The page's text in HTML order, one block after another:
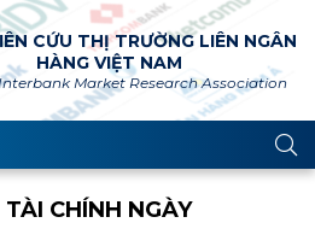
CỨU THỊ TRƯỜNG LIÊN NGÂN
HÀNG VIỆT NAM
Market Research Association
CHÍNH NGÀY